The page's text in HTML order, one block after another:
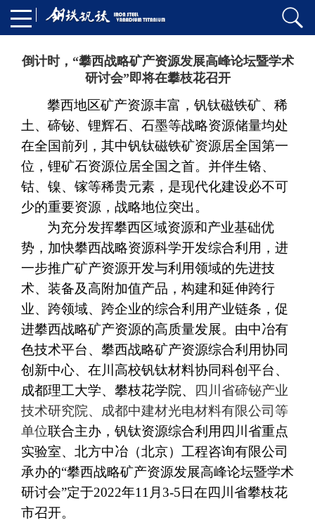
倒计时，“攀西战略矿产资源发展高峰论坛暨学术
研讨会”即将在攀枝花召开
攀西地区矿产资源丰富，钒钛磁铁矿、稀
土、碲铋、锂辉石、石墨等战略资源储量均处
在全国前列，其中钒钛磁铁矿资源居全国第一
位，锂矿石资源位居全国之首。并伴生铬、
钴、镍、镓等稀贵元素，是现代化建设必不可
少的重要资源，战略地位突出。
为充分发挥攀西区域资源和产业基础优
势，加快攀西战略资源科学开发综合利用，进
一步推广矿产资源开发与利用领域的先进技
术、装备及高附加值产品，构建和延伸跨行
业、跨领域、跨企业的综合利用产业链条，促
进攀西战略矿产资源的高质量发展。由中冶有
色技术平台、攀西战略矿产资源综合利用协同
创新中心、在川高校钒钛材料协同科创平台、
成都理工大学、攀枝花学院、
四川省碲铋产业
技术研究院、成都中建材光电材料有限公司等
单位联合主办，钒钛资源综合利用四川省重点
实验室、北方中冶（北京）工程咨询有限公司
承办的“攀西战略矿产资源发展高峰论坛暨学术
研讨会”定于2022年11月3-5日在四川省攀枝花
市召开。